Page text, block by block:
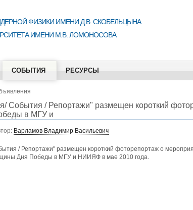
ФИЗИКИ ИМЕНИ Д.В. СКОБЕЛЬЦЫНА
ИМЕНИ М.В. ЛОМОНОСОВА
СОБЫТИЯ РЕСУРСЫ
События / Репортажи" размещен короткий
в МГУ и
Варламов Владимир Васильевич
/ Репортажи" размещен короткий фоторепортаж о
Дня Победы в МГУ и НИИЯФ в мае 2010 года.